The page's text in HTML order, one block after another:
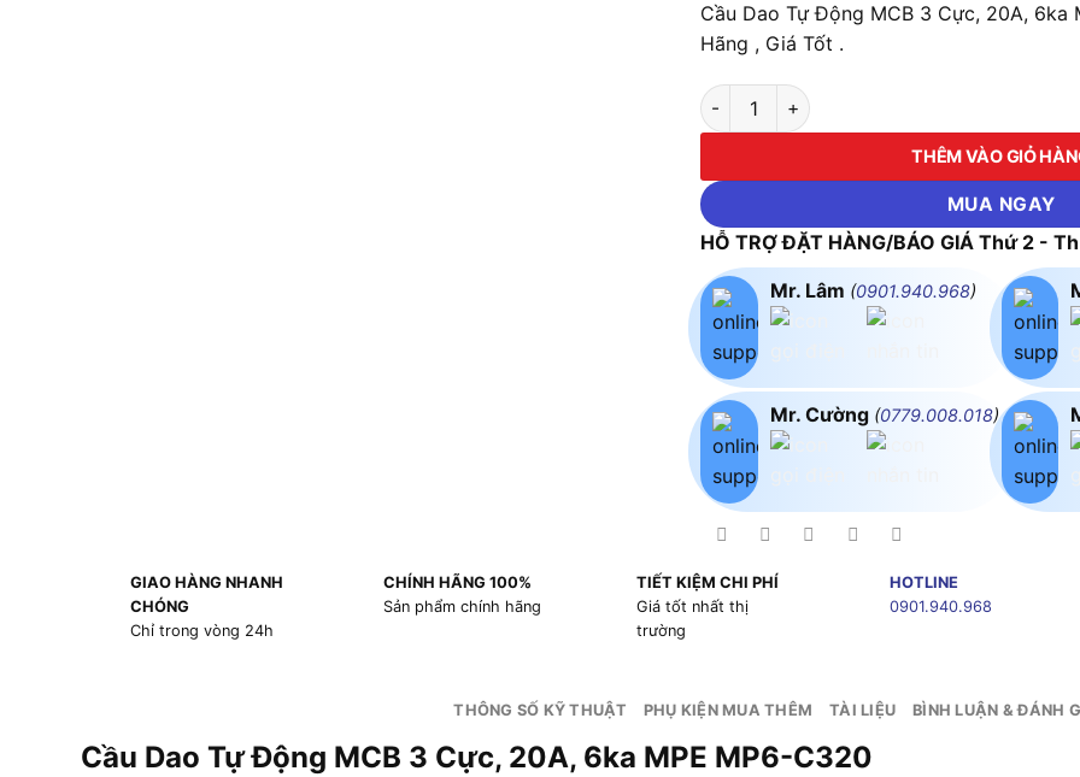
Cầu Dao Tự Động MCB 3 Cực, 20A, 6ka
Hãng , Giá Tốt .
Cầu Dao Tự Động MCB 3 Cực, 20A, 6ka
THÊM VÀO GIỎ
MUA NGAY
HỖ TRỢ ĐẶT HÀNG/BÁO GIÁ Thứ 2 -
Mr. Lâm (0901.940.968)
Mr. Cường (0779.008.018)
GIAO HÀNG NHANH
CHÓNG
Chỉ trong vòng 24h
CHÍNH HÃNG 100%
Sản phẩm chính hãng
TIẾT KIỆM CHI PHÍ
Giá tốt nhất thị
trường
HOTLINE
0901.940.968
THÔNG SỐ KỸ THUẬT PHỤ KIỆN MUA THÊM TÀI LIỆU BÌNH LUẬN & ĐÁNH
Cầu Dao Tự Động MCB 3 Cực, 20A, 6ka MPE MP6-C320